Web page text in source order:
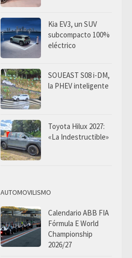
Kia EV3, un SUV
subcompacto 100%
eléctrico
SOUEAST S08 i-DM,
la PHEV inteligente
Toyota Hilux 2027:
«La Indestructible»
AUTOMOVILISMO
Calendario ABB FIA
Fórmula E World
Championship
2026/27